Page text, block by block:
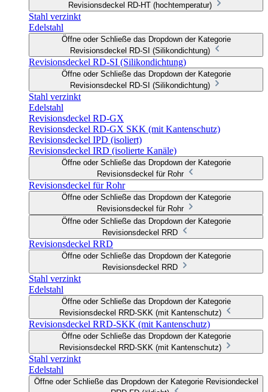
Revisionsdeckel RD-HT (hochtemperatur)
Stahl verzinkt
Edelstahl
Öffne oder Schließe das Dropdown der Kategorie
Revisionsdeckel RD-SI (Silikondichtung)
Revisionsdeckel RD-SI (Silikondichtung)
Öffne oder Schließe das Dropdown der Kategorie
Revisionsdeckel RD-SI (Silikondichtung)
Stahl verzinkt
Edelstahl
Revisionsdeckel RD-GX
Revisionsdeckel RD-GX SKK (mit Kantenschutz)
Revisionsdeckel IPD (isoliert)
Revisionsdeckel IRD (isolierte Kanäle)
Öffne oder Schließe das Dropdown der Kategorie
Revisionsdeckel für Rohr
Revisionsdeckel für Rohr
Öffne oder Schließe das Dropdown der Kategorie
Revisionsdeckel für Rohr
Öffne oder Schließe das Dropdown der Kategorie
Revisionsdeckel RRD
Revisionsdeckel RRD
Öffne oder Schließe das Dropdown der Kategorie
Revisionsdeckel RRD
Stahl verzinkt
Edelstahl
Öffne oder Schließe das Dropdown der Kategorie
Revisionsdeckel RRD-SKK (mit Kantenschutz)
Revisionsdeckel RRD-SKK (mit Kantenschutz)
Öffne oder Schließe das Dropdown der Kategorie
Revisionsdeckel RRD-SKK (mit Kantenschutz)
Stahl verzinkt
Edelstahl
Öffne oder Schließe das Dropdown der Kategorie Revisiondeckel